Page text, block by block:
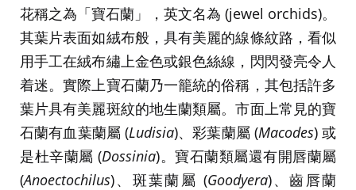
花稱之為「寶石蘭」，英文名為 (jewel orchids)。
其葉片表面如絨布般，具有美麗的線條紋路，看似
用手工在絨布繡上金色或銀色絲線，閃閃發亮令人
着迷。實際上寶石蘭乃一籠統的俗稱，其包括許多
葉片具有美麗斑紋的地生蘭類屬。市面上常見的寶
石蘭有血葉蘭屬 (Ludisia)、彩葉蘭屬 (Macodes) 或
是杜辛蘭屬 (Dossinia)。寶石蘭類屬還有開唇蘭屬
(Anoectochilus)、斑葉蘭屬 (Goodyera)、齒唇蘭